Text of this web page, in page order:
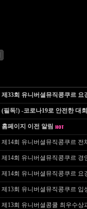
제33회 유니버셜뮤직콩쿠르 요
(필독!) -코로나19로 안전한 대
홈페이지 이전 알림
제14회 유니버셜뮤직콩쿠르
제14회 유니버셜뮤직콩쿠르 경
제14회 유니버셜뮤직콩쿠르 요
제13회 유니버셜뮤직콩쿠르 입
제13회 유니버셜콩쿨 최우수상